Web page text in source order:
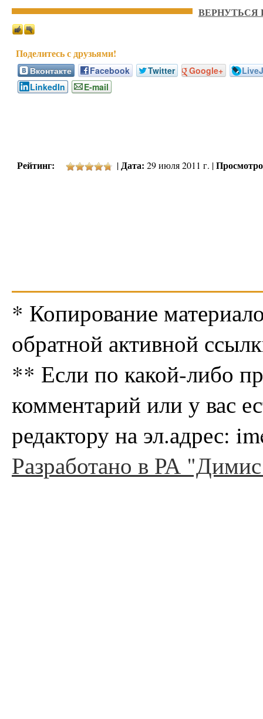
ВЕРНУТЬСЯ
Вконтакте Facebook Twitter Google+
LinkedIn
E-mail
Рейтинг: |Дата: 29 июля 2011 г. |
* Копирование
обратной активной
** Если по какой-либо
комментарий или у вас
редактору на эл.адрес:
Разработано в РА